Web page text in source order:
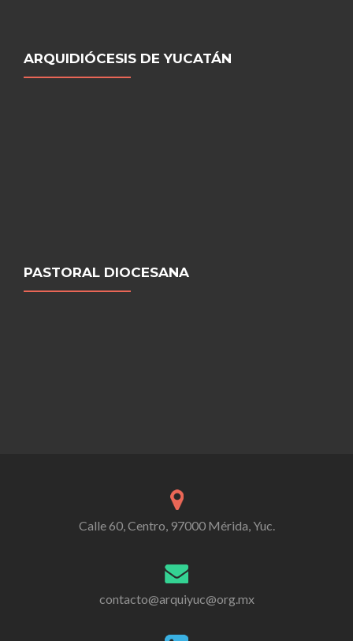
ARQUIDIÓCESIS DE YUCATÁN
PASTORAL DIOCESANA
Calle 60, Centro, 97000 Mérida, Yuc.
contacto@arquiyuc@org.mx